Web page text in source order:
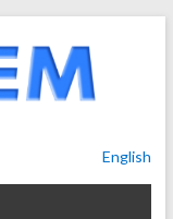
English